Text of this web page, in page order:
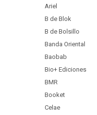
Ariel
B de Blok
B de Bolsillo
Banda Oriental
Baobab
Bio+ Ediciones
BMR
Booket
Celae